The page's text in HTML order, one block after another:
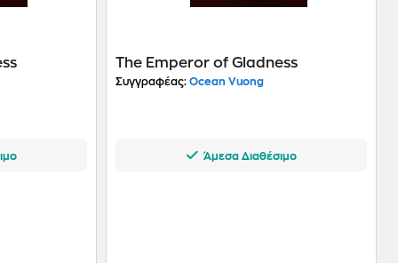
The Emperor of Gladness
Συγγραφέας:Ocean Vuong
Άμεσα Διαθέσιμο